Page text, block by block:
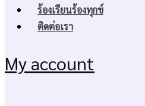
ร้องเรียนร้องทุกข์
ติดต่อเรา
My account